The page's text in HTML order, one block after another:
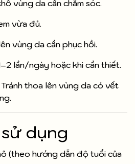
vùng da cần chăm sóc.
vừa đủ.
vùng da cần phục hồi.
lần/ngày hoặc khi cần thiết.
thoa lên vùng da có vết
dụng
(theo hướng dẫn độ tuổi của